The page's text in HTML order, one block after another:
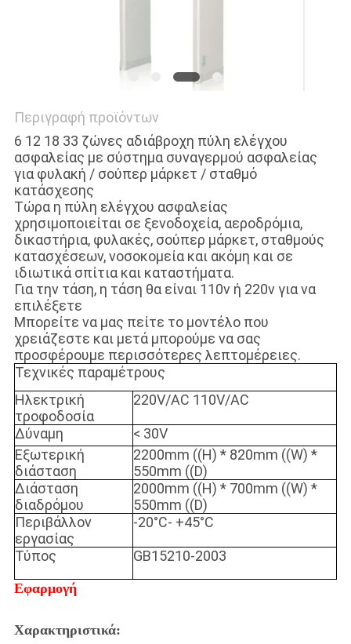
Περιγραφή προϊόντων
6 12 18 33 ζώνες αδιάβροχη πύλη ελέγχου
ασφαλείας με σύστημα συναγερμού ασφαλείας
για φυλακή / σούπερ μάρκετ / σταθμό
κατάσχεσης
Τώρα η πύλη ελέγχου ασφαλείας
χρησιμοποιείται σε ξενοδοχεία, αεροδρόμια,
δικαστήρια, φυλακές, σούπερ μάρκετ, σταθμούς
κατασχέσεων, νοσοκομεία και ακόμη και σε
ιδιωτικά σπίτια και καταστήματα.
Για την τάση, η τάση θα είναι 110v ή 220v για να
επιλέξετε
Μπορείτε να μας πείτε το μοντέλο που
χρειάζεστε και μετά μπορούμε να σας
προσφέρουμε περισσότερες λεπτομέρειες.
Τεχνικές παραμέτρους
Ηλεκτρική
τροφοδοσία
220V/AC 110V/AC
Δύναμη
< 30V
Εξωτερική
διάσταση
2200mm ((H) * 820mm ((W) *
550mm ((D)
Διάσταση
διαδρόμου
2000mm ((H) * 700mm ((W) *
550mm ((D)
Περιβάλλον
εργασίας
-20°C- +45°C
Τύπος GB15210-2003
Εφαρμογή
Χαρακτηριστικά: